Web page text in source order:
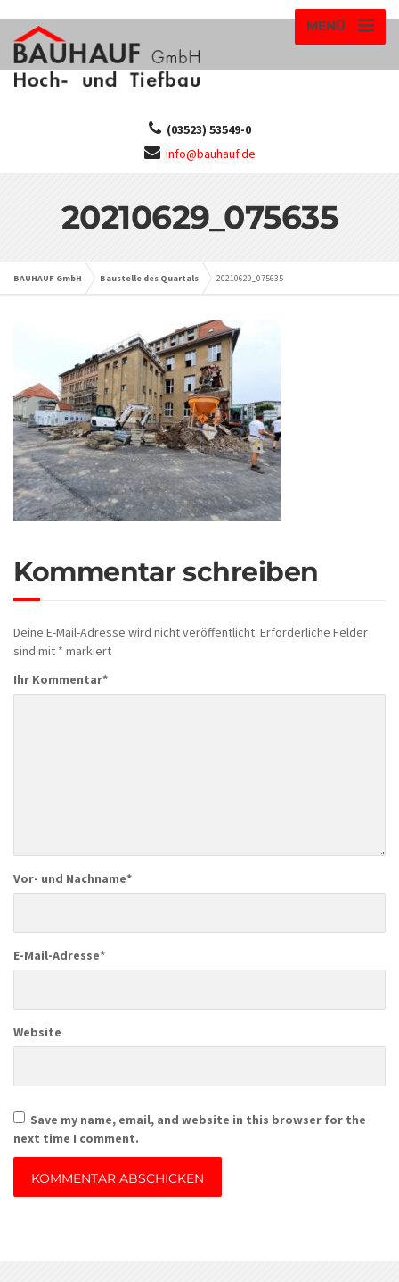
MENÜ
(03523) 53549-0
info@bauhauf.de
20210629_075635
BAUHAUF GmbH Baustelle des Quartals 20210629_075635
Kommentar schreiben
Deine E-Mail-Adresse wird nicht veröffentlicht. Erforderliche Felder
sind mit * markiert
Ihr Kommentar*
Vor- und Nachname*
E-Mail-Adresse*
Website
Save my name, email, and website in this browser for the
next time I comment.